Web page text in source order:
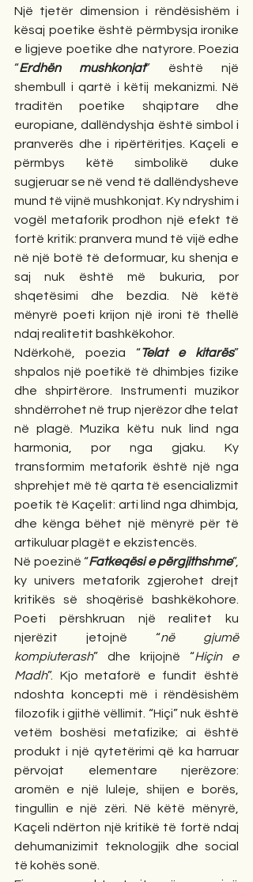
Një tjetër dimension i rëndësishëm i
kësaj poetike është përmbysja ironike
e ligjeve poetike dhe natyrore. Poezia
“Erdhën mushkonjat” është një
shembull i qartë i këtij mekanizmi. Në
traditën poetike shqiptare dhe
europiane, dallëndyshja është simbol i
pranverës dhe i ripërtëritjes. Kaçeli e
përmbys këtë simbolikë duke
sugjeruar se në vend të dallëndysheve
mund të vijnë mushkonjat. Ky ndryshim i
vogël metaforik prodhon një efekt të
fortë kritik: pranvera mund të vijë edhe
në një botë të deformuar, ku shenja e
saj nuk është më bukuria, por
shqetësimi dhe bezdia. Në këtë
mënyrë poeti krijon një ironi të thellë
ndaj realitetit bashkëkohor.
Ndërkohë, poezia “Telat e kitarës”
shpalos një poetikë të dhimbjes fizike
dhe shpirtërore. Instrumenti muzikor
shndërrohet në trup njerëzor dhe telat
në plagë. Muzika këtu nuk lind nga
harmonia, por nga gjaku. Ky
transformim metaforik është një nga
shprehjet më të qarta të esencializmit
poetik të Kaçelit: arti lind nga dhimbja,
dhe kënga bëhet një mënyrë për të
artikuluar plagët e ekzistencës.
Në poezinë “Fatkeqësi e përgjithshme”,
ky univers metaforik zgjerohet drejt
kritikës së shoqërisë bashkëkohore.
Poeti përshkruan një realitet ku
njerëzit jetojnë “në gjumë
kompiuterash” dhe krijojnë “Hiçin e
Madh”. Kjo metaforë e fundit është
ndoshta koncepti më i rëndësishëm
filozofik i gjithë vëllimit. “Hiçi” nuk është
vetëm boshësi metafizike; ai është
produkt i një qytetërimi që ka harruar
përvojat elementare njerëzore:
aromën e një luleje, shijen e borës,
tingullin e një zëri. Në këtë mënyrë,
Kaçeli ndërton një kritikë të fortë ndaj
dehumanizimit teknologjik dhe social
të kohës sonë.